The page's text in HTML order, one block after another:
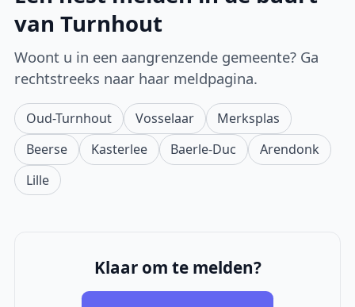
van Turnhout
Woont u in een aangrenzende gemeente? Ga
rechtstreeks naar haar meldpagina.
Oud-Turnhout Vosselaar
Merksplas
Beerse
Kasterlee Baerle-Duc
Arendonk
Lille
Klaar om te melden?